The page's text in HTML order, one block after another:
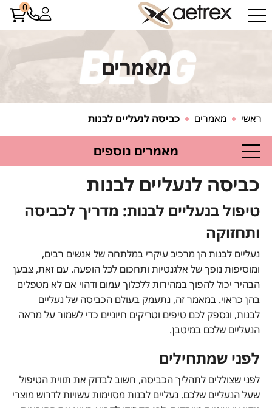
0
מאמרים
ראשי מאמרים כביסה לנעליים לבנות
מאמרים נוספים
כביסה לנעליים לבנות
טיפול בנעליים לבנות: מדריך לכביסה
ותחזוקה
נעליים לבנות הן מרכיב עיקרי במלתחה של אנשים רבים,
ומוסיפות נופך של אלגנטיות ותחכום לכל הופעה. עם זאת, צבען
הבהיר יכול להפוך במהירות ללכלוך עמום ודהוי אם לא מטפלים
בהן כראוי. במאמר זה, נתעמק בעולם הכביסה של נעליים
לבנות, ונספק לכם טיפים וטריקים חיוניים כדי לשמור על מראה
הנעליים שלכם במיטבן.
לפני שמתחילים
לפני שצוללים לתהליך הכביסה, חשוב לבדוק את תווית הטיפול
שעל הנעליים שלכם. נעליים לבנות מסוימות עשויות לדרוש מוצרי